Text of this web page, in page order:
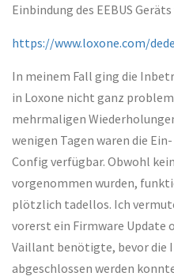
Einbindung des EEBUS
https://www.loxone.com/
In meinem Fall ging die
in Loxone nicht ganz
mehrmaligen
wenigen Tagen waren die
Config verfügbar. Obwohl
vorgenommen wurden,
plötzlich tadellos. Ich
vorerst ein Firmware Update
Vaillant benötigte, bevor
abgeschlossen werden